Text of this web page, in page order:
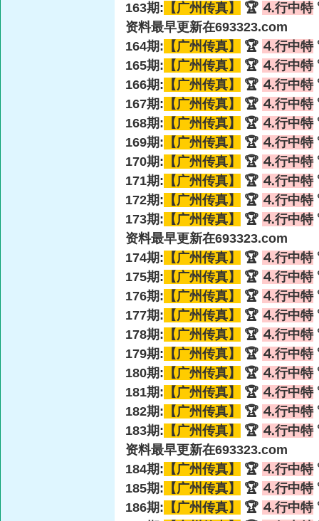
163期: 【广州传真】 🏆 ⒋行中特
资料最早更新在693323.com
164期: 【广州传真】 🏆 ⒋行中特
165期: 【广州传真】 🏆 ⒋行中特
166期: 【广州传真】 🏆 ⒋行中特
167期: 【广州传真】 🏆 ⒋行中特
168期: 【广州传真】 🏆 ⒋行中特
169期: 【广州传真】 🏆 ⒋行中特
170期: 【广州传真】 🏆 ⒋行中特
171期: 【广州传真】 🏆 ⒋行中特
172期: 【广州传真】 🏆 ⒋行中特
173期: 【广州传真】 🏆 ⒋行中特
资料最早更新在693323.com
174期: 【广州传真】 🏆 ⒋行中特
175期: 【广州传真】 🏆 ⒋行中特
176期: 【广州传真】 🏆 ⒋行中特
177期: 【广州传真】 🏆 ⒋行中特
178期: 【广州传真】 🏆 ⒋行中特
179期: 【广州传真】 🏆 ⒋行中特
180期: 【广州传真】 🏆 ⒋行中特
181期: 【广州传真】 🏆 ⒋行中特
182期: 【广州传真】 🏆 ⒋行中特
183期: 【广州传真】 🏆 ⒋行中特
资料最早更新在693323.com
184期: 【广州传真】 🏆 ⒋行中特
185期: 【广州传真】 🏆 ⒋行中特
186期: 【广州传真】 🏆 ⒋行中特